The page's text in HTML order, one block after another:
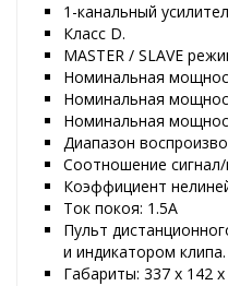
1-канальный
Класс D.
MASTER / SLAVE
Номинальная
Номинальная
Номинальная
Диапазон
Соотношение
Коэффициент
Ток покоя: 1.5А
Пульт
и индикатором клипа.
Габариты: 337 x 142